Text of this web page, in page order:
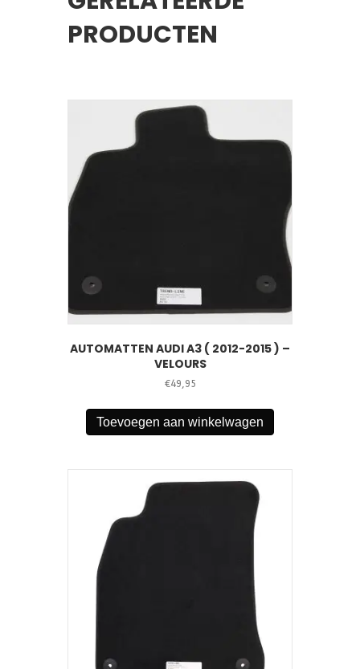
PRODUCTEN
AUTOMATTEN AUDI A3 ( 2012-2015 ) –
VELOURS
€49,95
Toevoegen aan winkelwagen